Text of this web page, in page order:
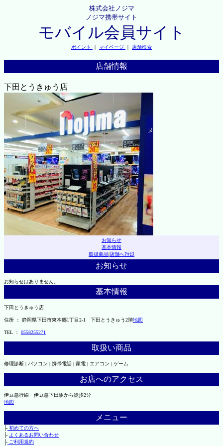
株式会社ノジマ
ノジマ携帯サイト
モバイル会員サイト
ポイント ｜ マイページ ｜ 店舗検索
店舗情報
下田とうきゅう店
お知らせ
基本情報
取扱商品|店舗へｱｸｾｽ
お知らせ
お知らせはありません。
基本情報
下田とうきゅう店
住所 ： 静岡県下田市東本郷1丁目2-1 下田とうきゅう2階地図
TEL ： 0558255271
取扱い商品
修理診断 | パソコン | 携帯電話 | 家電 | エアコン | ゲーム
お店へのアクセス
伊豆急行線 伊豆急下田駅から徒歩2分
地図
メニュー
├初めての方へ
├ よくあるお問い合わせ
├ご利用規約